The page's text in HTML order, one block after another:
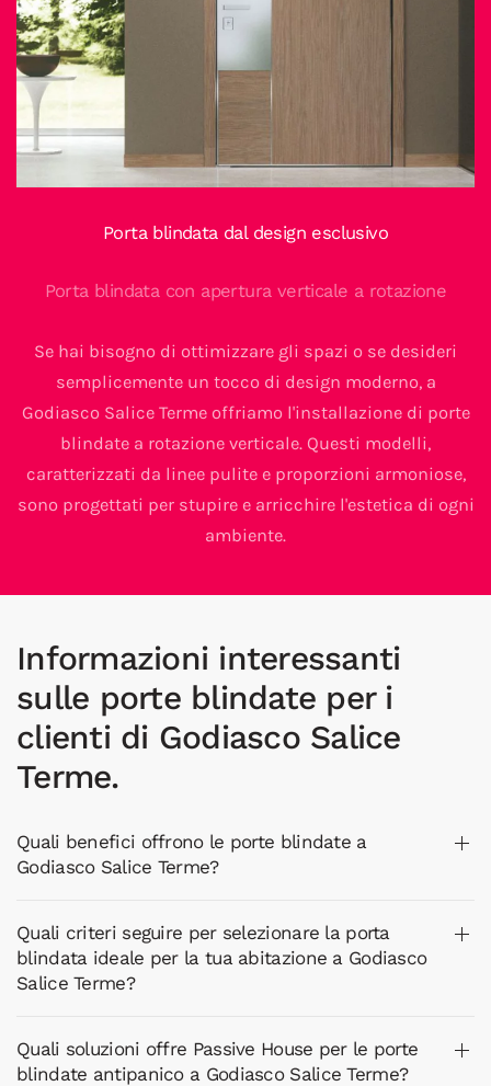
Porta blindata dal design esclusivo
Porta blindata con apertura verticale a rotazione
Se hai bisogno di ottimizzare gli spazi o se desideri
semplicemente un tocco di design moderno, a
Godiasco Salice Terme offriamo l'installazione di porte
blindate a rotazione verticale. Questi modelli,
caratterizzati da linee pulite e proporzioni armoniose,
sono progettati per stupire e arricchire l'estetica di ogni
ambiente.
Informazioni interessanti
sulle porte blindate per i
clienti di Godiasco Salice
Terme.
Quali benefici offrono le porte blindate a
Godiasco Salice Terme?
Quali criteri seguire per selezionare la porta
blindata ideale per la tua abitazione a Godiasco
Salice Terme?
Quali soluzioni offre Passive House per le porte
blindate antipanico a Godiasco Salice Terme?